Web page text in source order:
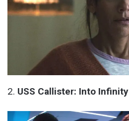
2. USS Callister: Into Infinity